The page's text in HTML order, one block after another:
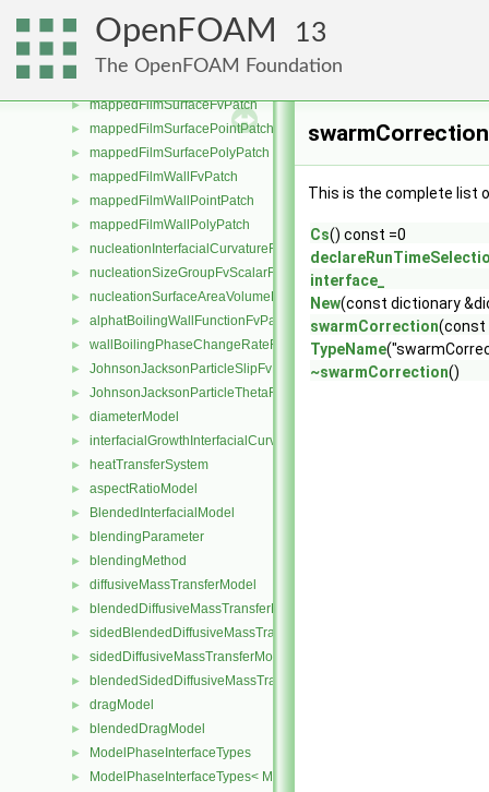
OpenFOAM 13
The OpenFOAM Foundation
► filmWallFvPatch
► filmWallPointPatch
►
► mappedFilmSurfaceFvPatch
► mappedFilmSurfacePointPatch
► mappedFilmSurfacePolyPatch
► mappedFilmWallFvPatch
► mappedFilmWallPointPatch
► mappedFilmWallPolyPatch
► nucleationInterfacialCurvatureFvScalarFieldSource
► nucleationSizeGroupFvScalarFieldSource
► nucleationSurfaceAreaVolumeRatioFvScalarFieldSource
► alphatBoilingWallFunctionFvPatchScalarField
► wallBoilingPhaseChangeRateFvPatchScalarField
► JohnsonJacksonParticleSlipFvPatchVectorField
► JohnsonJacksonParticleThetaFvPatchScalarField
► diameterModel
► interfacialGrowthInterfacialCurvatureFvScalarFieldSource
► heatTransferSystem
► aspectRatioModel
► BlendedInterfacialModel
► blendingParameter
► blendingMethod
► diffusiveMassTransferModel
► blendedDiffusiveMassTransferModel
► sidedBlendedDiffusiveMassTransferModel
► sidedDiffusiveMassTransferModel
► blendedSidedDiffusiveMassTransferModel
► dragModel
► blendedDragModel
► ModelPhaseInterfaceTypes
►
ModelPhaseInterfaceTypes< ModelType, VoidT< typename
This is the complete list
Cs() const =0
interface_
New(const dictionary
swarmCorrection(const
TypeName
~swarmCorrection()